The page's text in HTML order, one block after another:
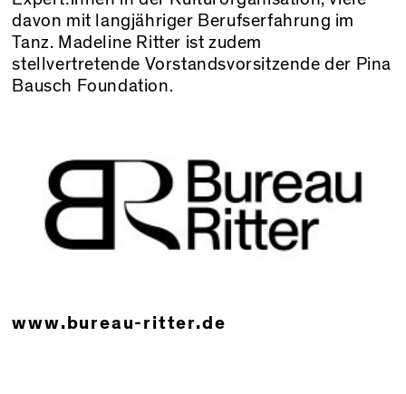
davon mit langjähriger Berufserfahrung im
Tanz. Madeline Ritter ist zudem
stellvertretende Vorstandsvorsitzende der Pina
Bausch Foundation.
www.bureau-ritter.de